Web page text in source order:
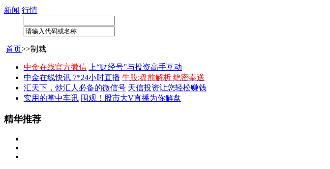
新闻 行情
首页>>制裁
中金在线官方微信
上“财经号”与投资高手互动
中金在线快讯 7*24小时直播 牛股:盘前解析 绝密奉送
汇天下，炒汇人必备的微信号 天信投资让您轻松赚钱
实用的掌中车讯 围观！股市大V直播为你解盘
精华推荐